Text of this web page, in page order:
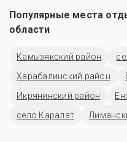
Популярные места
области
Камызякский район
Харабалинский район
Икрянинский район
село Каралат